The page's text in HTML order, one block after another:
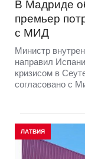
В Мадриде
премьер
с МИД
Министр
направил
кризисом в
согласовано с
ЛАТВИЯ